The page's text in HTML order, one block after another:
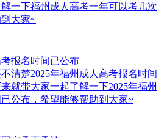
一下福州成人高考一年可以考几次
大家~
报名时间已公布
清楚2025年福州成人高考报名时间
就带大家一起了解一下2025年福州
公布，希望能够帮助到大家~